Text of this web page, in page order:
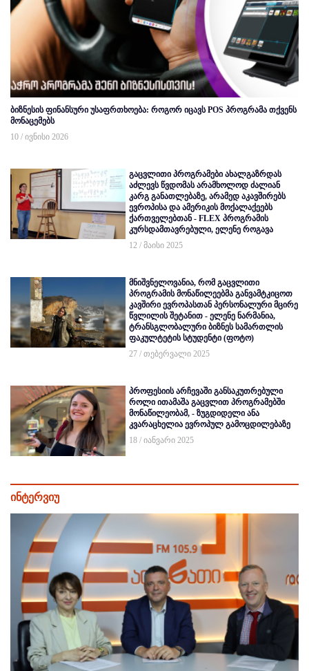
ბიზნესის ფინანსური უსაფრთხოება: როგორ იცავს POS პროგრამა თქვენს
მონაცემებს
10 / ივნისი 2026
გაცვლითი პროგრამები ახალგაზრდას
აძლევს წვდომას არამხოლოდ ძალიან
კარგ განათლებაზე, არამედ აკავშირებს
ევროპისა და ამერიკის მოქალაქეებს
ქართველებთან - FLEX პროგრამის
კურსდამთავრებული, ელენე როგავა
12 / მაისი 2025
მნიშვნელოვანია, რომ გაცვლითი
პროგრამის მონაწილეებმა განვამტკიცოთ
კავშირი ევროპასთან პერსონალური მცირე
წვლილის შეტანით - ელენე ნარმანია,
ტრანსგლობალური ბიზნეს სამართლის
ფაკულტეტის სტუდენტი (ფოტო)
27 / თებერვალი 2025
პროფესიის არჩევაში განსაკუთრებული
როლი ითამაშა გაცვლით პროგრამებში
მონაწილეობამ, - ზუგდიდელი ანა
კვარაცხელია ევროპულ გამოცდილებაზე
18 / იანვარი 2025
ინტერვიუ